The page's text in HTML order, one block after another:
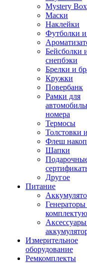
Mystery Box
Маски
Наклейки
Футболки
Бейсболки
снепбэки
Брелки и
Кружки
Повербанк
Рамки для
номера
Термосы
Толстовки
Флеш
Шапки
Другое
Питание
Генераторы
Измерительное
оборудование
Ремкомплекты